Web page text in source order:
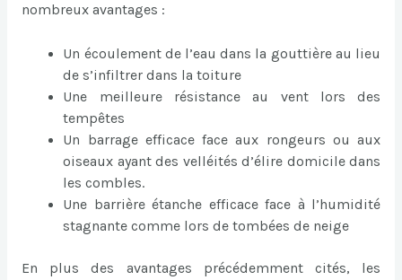
nombreux avantages :
Un écoulement de l’eau dans la gouttière au lieu
de s’infiltrer dans la toiture
Une meilleure résistance au vent lors des
tempêtes
Un barrage efficace face aux rongeurs ou aux
oiseaux ayant des velléités d’élire domicile dans
les combles.
Une barrière étanche efficace face à l’humidité
stagnante comme lors de tombées de neige
En plus des avantages précédemment cités, les